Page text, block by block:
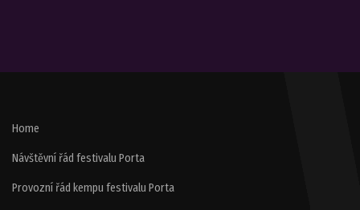
Home
Návštěvní řád festivalu Porta
Provozní řád kempu festivalu Porta